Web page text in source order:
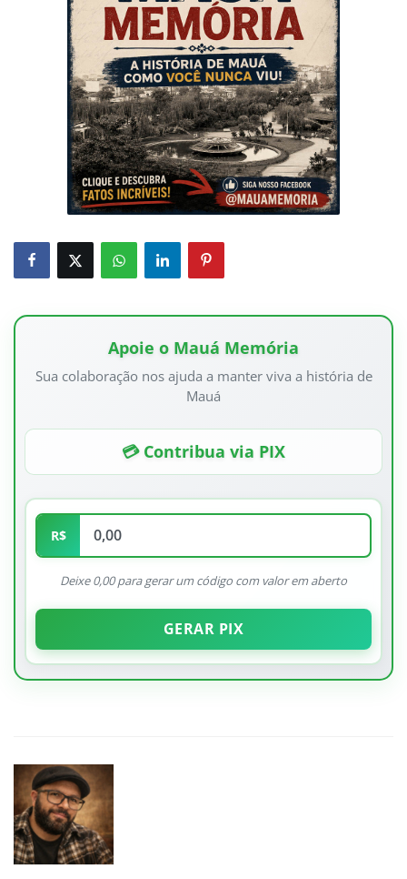
Apoie o Mauá Memória
Sua colaboração nos ajuda a manter viva a história de
Mauá
💳 Contribua via PIX
R$
Deixe 0,00 para gerar um código com valor em aberto
GERAR PIX